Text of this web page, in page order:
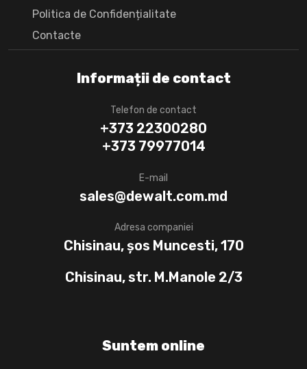
Informații de contact
Telefon de contact
+373 22300280
+373 79977014
E-mail
sales@dewalt.com.md
Adresa companiei
Chisinau, șos Muncesti, 170
Chisinau, str. M.Manole 2/3
Politica de Confidențialitate
Сontacte
Suntem online